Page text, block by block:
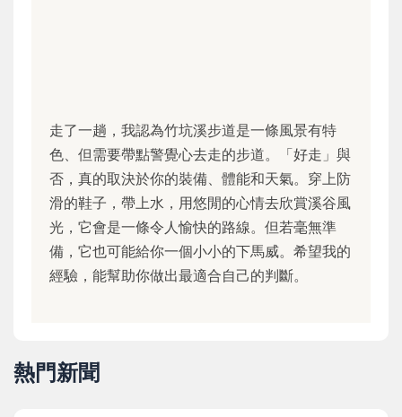
走了一趟，我認為竹坑溪步道是一條風景有特
色、但需要帶點警覺心去走的步道。「好走」與
否，真的取決於你的裝備、體能和天氣。穿上防
滑的鞋子，帶上水，用悠閒的心情去欣賞溪谷風
光，它會是一條令人愉快的路線。但若毫無準
備，它也可能給你一個小小的下馬威。希望我的
經驗，能幫助你做出最適合自己的判斷。
熱門新聞